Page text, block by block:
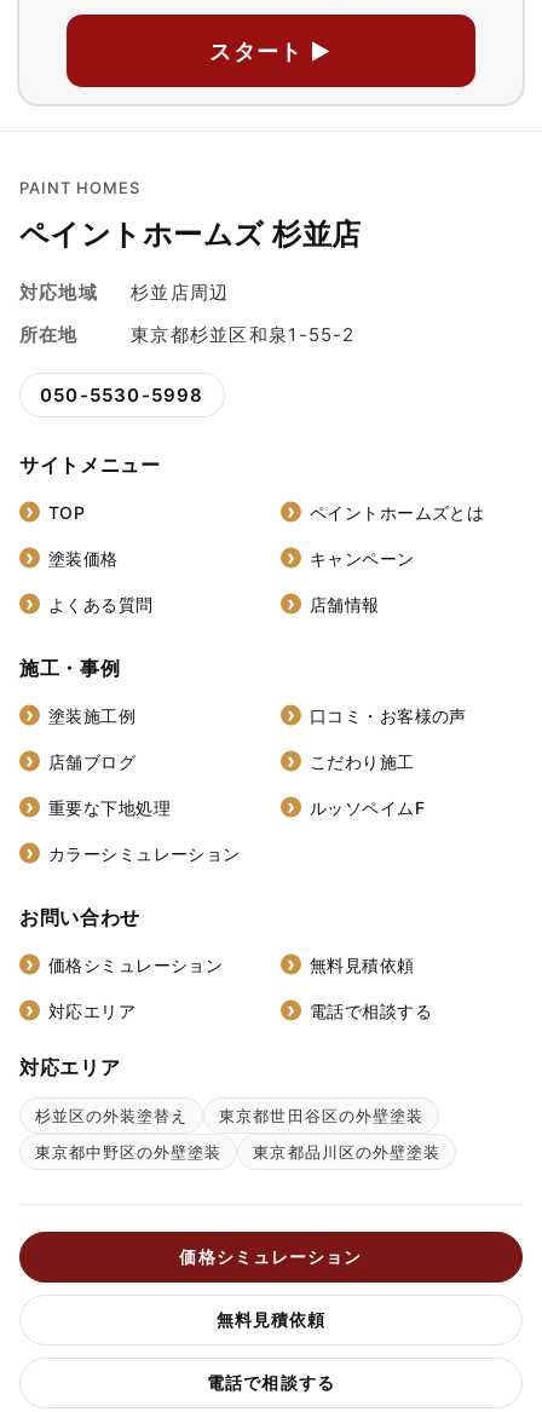
スタート ▶
PAINT HOMES
ペイントホームズ 杉並店
対応地域
杉並店周辺
所在地
東京都杉並区和泉1-55-2
050-5530-5998
サイトメニュー
TOP ペイントホームズとは
塗装価格 キャンペーン
よくある質問 店舗情報
施工・事例
塗装施工例 口コミ・お客様の声
店舗ブログ こだわり施工
重要な下地処理 ルッソペイムF
カラーシミュレーション
お問い合わせ
価格シミュレーション 無料見積依頼
対応エリア 電話で相談する
対応エリア
杉並区の外装塗替え
東京都世田谷区の外壁塗装
東京都中野区の外壁塗装
東京都品川区の外壁塗装
価格シミュレーション
無料見積依頼
電話で相談する